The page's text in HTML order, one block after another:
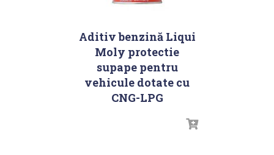
Aditiv benzină Liqui
Moly protectie
supape pentru
vehicule dotate cu
CNG-LPG